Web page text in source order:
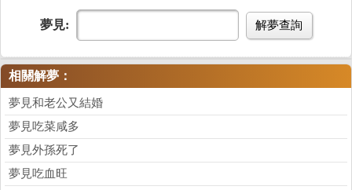
夢見: 解夢查詢
相關解夢：
夢見和老公又結婚
夢見吃菜咸多
夢見外孫死了
夢見吃血旺